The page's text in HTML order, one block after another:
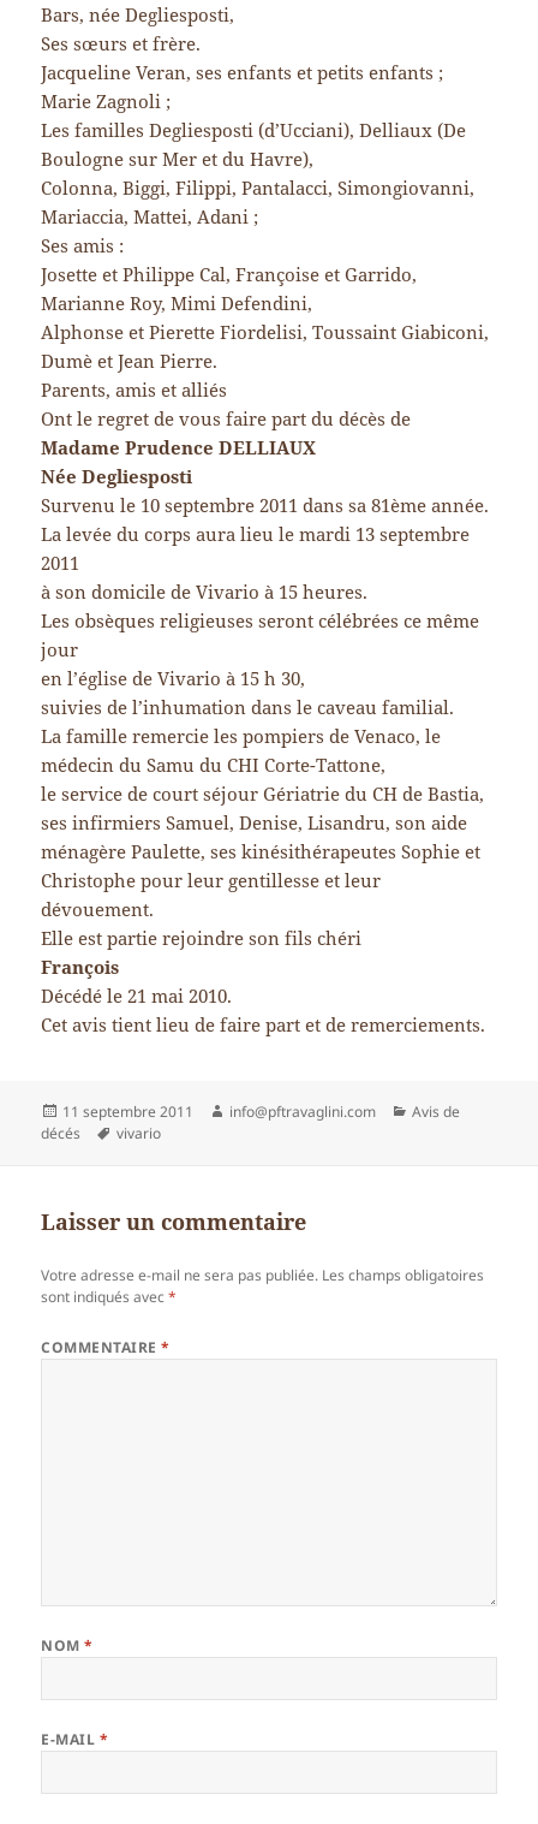
Bars, née Degliesposti,
Ses sœurs et frère.
Jacqueline Veran, ses enfants et petits enfants ;
Marie Zagnoli ;
Les familles Degliesposti (d’Ucciani), Delliaux (De
Boulogne sur Mer et du Havre),
Colonna, Biggi, Filippi, Pantalacci, Simongiovanni,
Mariaccia, Mattei, Adani ;
Ses amis :
Josette et Philippe Cal, Françoise et Garrido,
Marianne Roy, Mimi Defendini,
Alphonse et Pierette Fiordelisi, Toussaint Giabiconi,
Dumè et Jean Pierre.
Parents, amis et alliés
Ont le regret de vous faire part du décès de
Madame Prudence DELLIAUX
Née Degliesposti
Survenu le 10 septembre 2011 dans sa 81ème année.
La levée du corps aura lieu le mardi 13 septembre
2011
à son domicile de Vivario à 15 heures.
Les obsèques religieuses seront célébrées ce même
jour
en l’église de Vivario à 15 h 30,
suivies de l’inhumation dans le caveau familial.
La famille remercie les pompiers de Venaco, le
médecin du Samu du CHI Corte-Tattone,
le service de court séjour Gériatrie du CH de Bastia,
ses infirmiers Samuel, Denise, Lisandru, son aide
ménagère Paulette, ses kinésithérapeutes Sophie et
Christophe pour leur gentillesse et leur
dévouement.
Elle est partie rejoindre son fils chéri
François
Décédé le 21 mai 2010.
Cet avis tient lieu de faire part et de remerciements.
Publié
le
11 septembre 2011 Auteur
info@pftravaglini.com Catégories
Avis de
décés
Mots-
vivario
Laisser un commentaire
Votre adresse e-mail ne sera pas publiée. Les champs obligatoires
sont indiqués avec*
COMMENTAIRE*
NOM*
E-MAIL *